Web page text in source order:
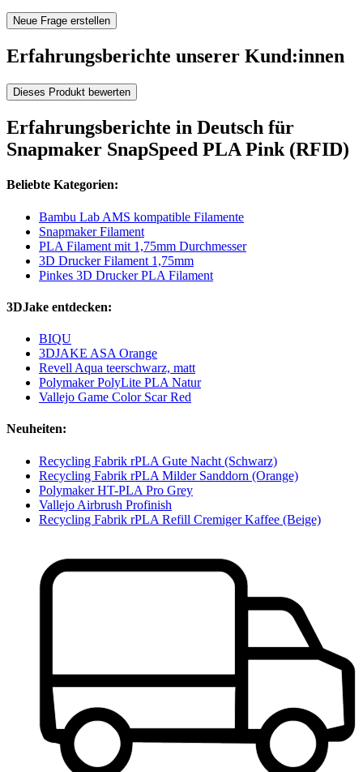
Neue Frage erstellen
Erfahrungsberichte unserer Kund:innen
Dieses Produkt bewerten
Erfahrungsberichte in Deutsch für
Snapmaker SnapSpeed PLA Pink (RFID)
Beliebte Kategorien:
Bambu Lab AMS kompatible Filamente
Snapmaker Filament
PLA Filament mit 1,75mm Durchmesser
3D Drucker Filament 1,75mm
Pinkes 3D Drucker PLA Filament
3DJake entdecken:
BIQU
3DJAKE ASA Orange
Revell Aqua teerschwarz, matt
Polymaker PolyLite PLA Natur
Vallejo Game Color Scar Red
Neuheiten:
Recycling Fabrik rPLA Gute Nacht (Schwarz)
Recycling Fabrik rPLA Milder Sanddorn (Orange)
Polymaker HT-PLA Pro Grey
Vallejo Airbrush Profinish
Recycling Fabrik rPLA Refill Cremiger Kaffee (Beige)